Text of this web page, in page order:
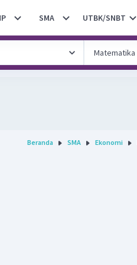
SMA UTBK/SNBT
Beranda SMA Ekonomi